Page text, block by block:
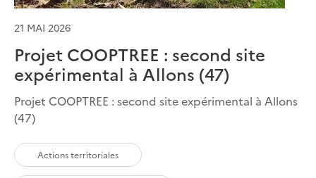
21 MAI 2026
Projet COOPTREE : second site
expérimental à Allons (47)
Projet COOPTREE : second site expérimental à Allons
(47)
Actions territoriales